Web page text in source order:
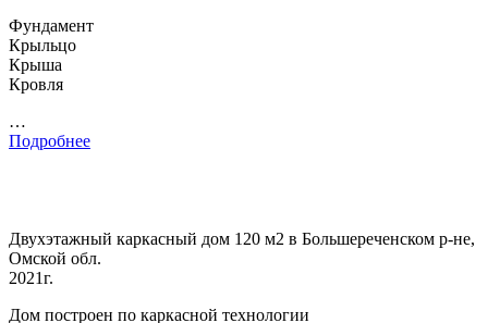
Фундамент
Крыльцо
Крыша
Кровля
…
Подробнее
Двухэтажный каркасный дом 120 м2 в Большереченском р-не,
Омской обл.
2021г.
Дом построен по каркасной технологии